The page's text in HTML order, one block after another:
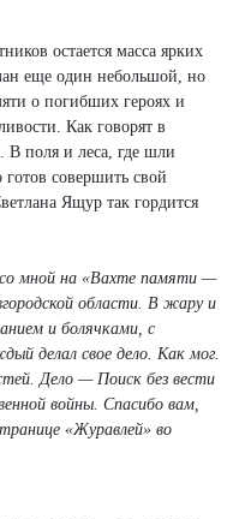
остается масса ярких
еще один небольшой, но
о погибших героях и
Как говорят в
В поля и леса, где шли
совершить свой
Ящур так гордится
мной на «Вахте памяти —
области. В жару и
и болячками, с
делал свое дело. Как мог.
Дело — Поиск без вести
войны. Спасибо вам,
«Журавлей» во